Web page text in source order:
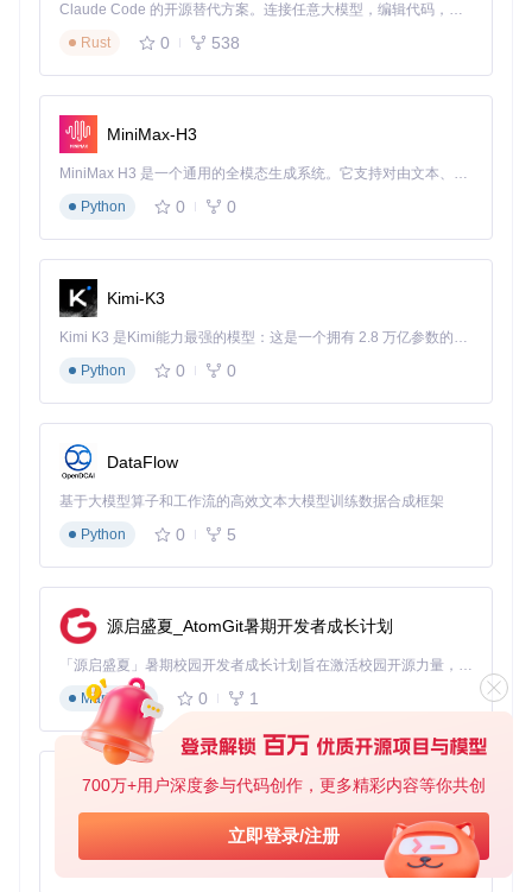
700万+用户深度参与代码创作，更多精彩内容等你共创
立即登录/注册
Claude Code 的开源替代方案。连接任意大模型，编辑代码，运行命令，自动验证 — 全自动执行。用 Rust 构建，极致性能。 ｜ An open-source alternative to Claude Code. Connect any LLM, edit code, run commands, and verify changes — autonomously. Built in Rust for speed. Get Started
Rust
0 538
MiniMax-H3
MiniMax H3 是一个通用的全模态生成系统。它支持对由文本、图像、视频和音频组成的多模态上下文进行统一理解，并能生成分辨率高达 2K、时长可达 15 秒的带原生立体声音频的视频。得益于面向任务泛化的系统设计，H3 在预训练阶段就已具备广泛的多模态上下文理解与生成能力，能够出色地执行复杂的多模态指令。
Python
0 0
Kimi-K3
Kimi K3 是Kimi能力最强的模型：这是一个拥有 2.8 万亿参数的混合专家（MoE）模型，具备原生视觉理解能力，并支持 100 万 token 的上下文窗口。
Python
0 0
DataFlow
基于大模型算子和工作流的高效文本大模型训练数据合成框架
Python
0 5
源启盛夏_AtomGit暑期开发者成长计划
「源启盛夏」暑期校园开发者成长计划旨在激活校园开源力量，通过积分激励、认证扶持、资源倾斜等形式，引导高校组织和开发者完成「入驻 — 建项目 — 做贡献 — 获认证 — 得资源」的完整闭环。无论你是想带领社团入驻平台的组织者，还是希望用代码贡献证明自己的开发者，都能在这里找到属于你的成长路径。
Markdown
0 1
py-xiaozhi
基于Python的Xiaozhi AI，适用于想要完整Xiaozhi体验而无需拥有专用硬件的用户。
Python
0 1